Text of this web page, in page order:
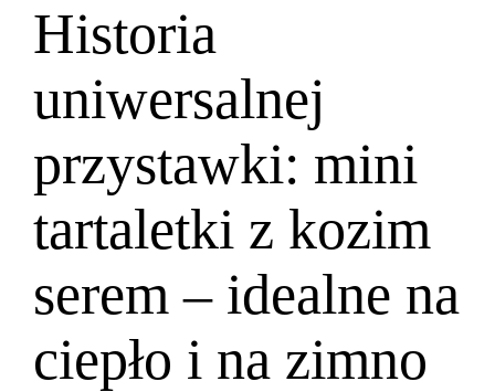
Historia
uniwersalnej
przystawki: mini
tartaletki z kozim
serem – idealne na
ciepło i na zimno